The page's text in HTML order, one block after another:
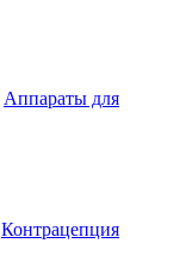
Аппараты для
Контрацепция